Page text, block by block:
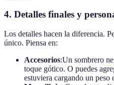
4. Detalles finales y
Los detalles hacen la diferencia.
único. Piensa en:
Accesorios:Un sombrero
toque gótico. O puedes
estuviera cargando un peso